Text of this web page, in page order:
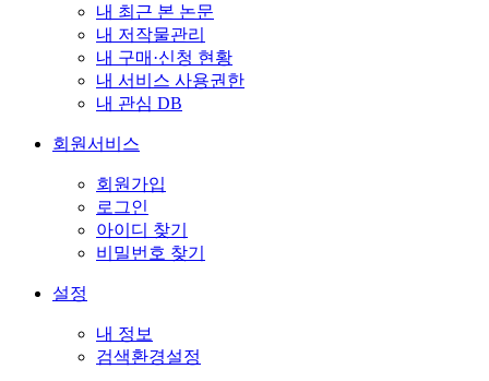
내 최근 본 논문
내 저작물관리
내 구매·신청 현황
내 서비스 사용권한
내 관심 DB
회원서비스
회원가입
로그인
아이디 찾기
비밀번호 찾기
설정
내 정보
검색환경설정